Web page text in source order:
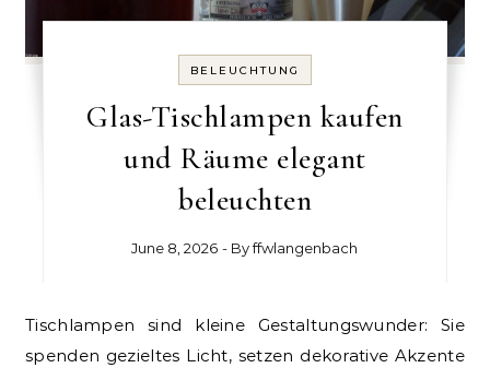
BELEUCHTUNG
Glas-Tischlampen kaufen
und Räume elegant
beleuchten
June 8, 2026 - Byffwlangenbach
Tischlampen sind kleine Gestaltungswunder: Sie
spenden gezieltes Licht, setzen dekorative Akzente